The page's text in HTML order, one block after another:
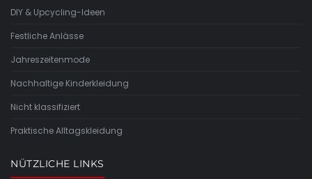
DIY & Upcycling-Ideen
Festliche Anlässe
Jahreszeitenmode
Nachhaltige Kinderkleidung
Nicht klassifiziert
Praktische Alltagskleidung
NÜTZLICHE LINKS